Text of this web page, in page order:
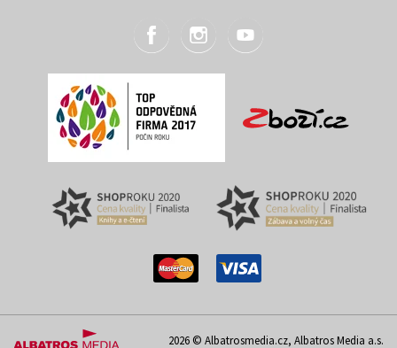
2026 © Albatrosmedia.cz, Albatros Media a.s.